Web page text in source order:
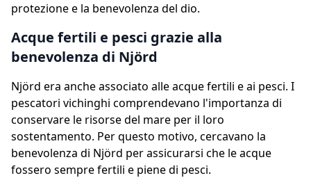
protezione e la benevolenza del dio.
Acque fertili e pesci grazie alla
benevolenza di Njörd
Njörd era anche associato alle acque fertili e ai pesci. I
pescatori vichinghi comprendevano l'importanza di
conservare le risorse del mare per il loro
sostentamento. Per questo motivo, cercavano la
benevolenza di Njörd per assicurarsi che le acque
fossero sempre fertili e piene di pesci.